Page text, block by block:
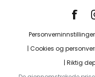
Personverninnstillinger
Cookies og
Riktig